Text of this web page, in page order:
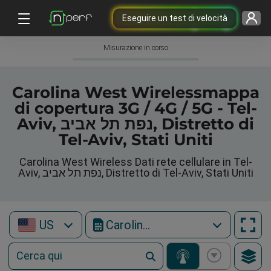
Eseguire un test di velocità
Misurazione in corso
Carolina West Wirelessmappa
di copertura 3G / 4G / 5G - Tel-
Aviv, נפת תל אביב, Distretto di
Tel-Aviv, Stati Uniti
Carolina West Wireless Dati rete cellulare in Tel-
Aviv, נפת תל אביב, Distretto di Tel-Aviv, Stati Uniti
US Carolina West Wireless